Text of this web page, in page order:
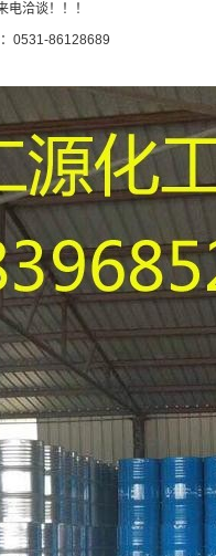
洽谈！！！
0531-86128689